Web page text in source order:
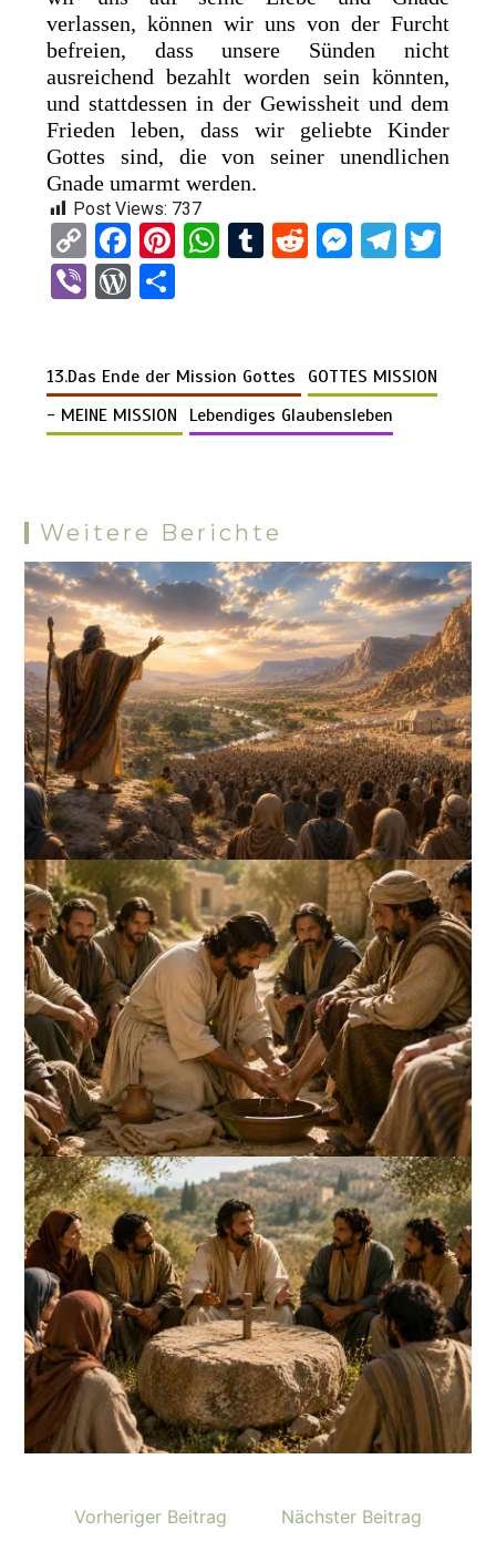
verlassen, können wir uns von der Furcht
befreien, dass unsere Sünden nicht
ausreichend bezahlt worden sein könnten,
und stattdessen in der Gewissheit und dem
Frieden leben, dass wir geliebte Kinder
Gottes sind, die von seiner unendlichen
Gnade umarmt werden.
Post Views: 737
C
o
py
n
k
F
a
ce
o
o
Pi
t
W
A
p
T
r
R
t
M
g
er
T
a
Vi W
Pr
es
n
13.Das Ende der Mission Gottes
GOTTES MISSION
- MEINE MISSION
Lebendiges Glaubensleben
Weitere Berichte
Vorheriger Beitrag Nächster Beitrag